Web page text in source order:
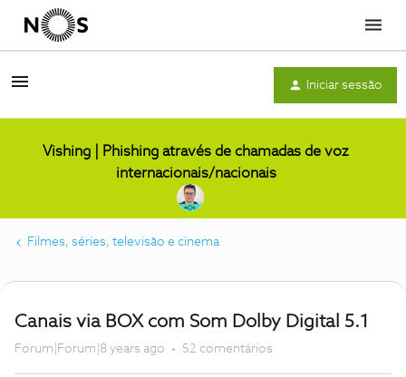
Menu
Iniciar sessão
Vishing | Phishing através de chamadas de voz
internacionais/nacionais
Filmes, séries, televisão e cinema
Canais via BOX com Som Dolby Digital 5.1
Forum|Forum|8 years ago 52 comentários